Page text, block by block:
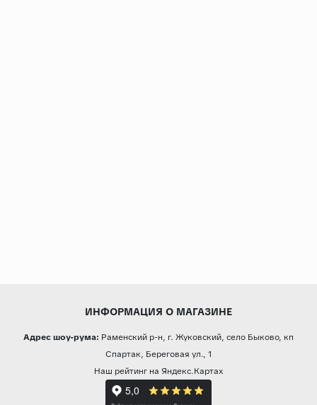
ИНФОРМАЦИЯ О МАГАЗИНЕ
Адрес шоу-рума: Раменский р-н, г. Жуковский, село Быково, кп
Спартак, Береговая ул., 1
Наш рейтинг на Яндекс.Картах